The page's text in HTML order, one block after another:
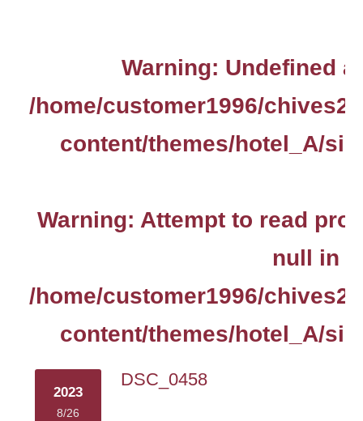
Warning: Undefined
/home/customer1996/
content/themes/hotel_A/
Warning: Attempt to read
null in
/home/customer1996/
content/themes/hotel_A/
2023
8/26
DSC_0458